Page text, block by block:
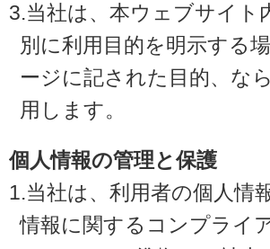
3.当社は、本ウェブサイト
別に利用目的を明示する
ージに記された目的、な
用します。
個人情報の管理と保護
1.当社は、利用者の個人情
情報に関するコンプライ